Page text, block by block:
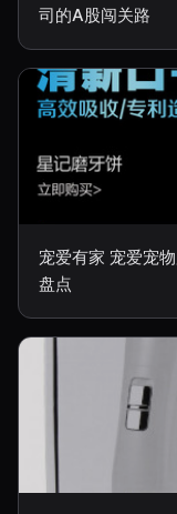
司的A股闯关路
宠爱有家 宠爱宠
盘点